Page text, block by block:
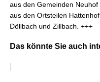
aus den Gemeinden
aus den Ortsteilen
Döllbach und Zillbach. +++
Das könnte Sie auch